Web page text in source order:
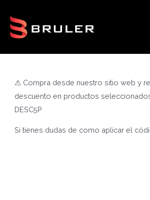
contenido
⚠ Compra desde nuestro sitio web y
descuento en productos
DESC5P
Si tienes dudas de como aplicar el